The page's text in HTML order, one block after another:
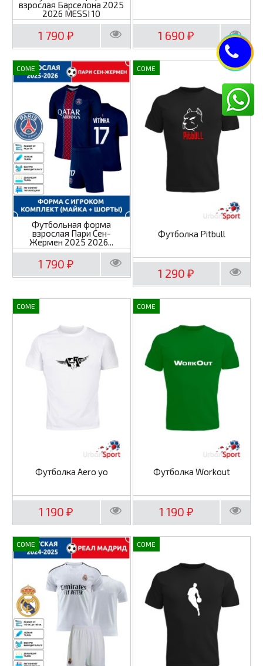
взрослая Барселона 2025
2026 MESSI 10
1 790₽ 1 690₽
COME
Футбольная форма
взрослая Пари Сен-
Жермен 2025 2026...
1 790₽
COME
Футболка Pitbull
1 290₽
COME
Футболка Aero yo
1 190₽
COME
Футболка Workout
1 190 ₽
COME COME